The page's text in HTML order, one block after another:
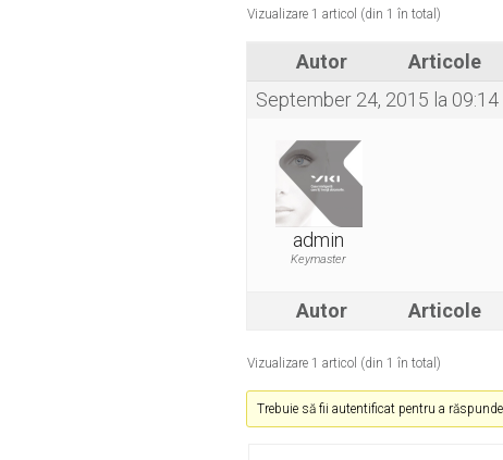
Vizualizare 1 articol (din 1 în total)
Autor
Articole
September 24, 2015 la 09:14
admin
Keymaster
Autor Articole
Vizualizare 1 articol (din 1 în total)
Trebuie să fii autentificat pentru a